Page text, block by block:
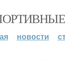
новости